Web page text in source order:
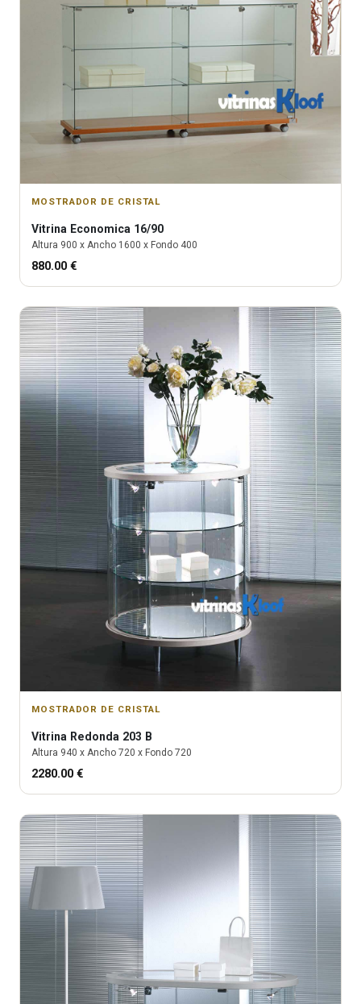
MOSTRADOR DE CRISTAL
Vitrina Economica 16/90
Altura 900 x Ancho 1600 x Fondo 400
880.00 €
MOSTRADOR DE CRISTAL
Vitrina Redonda 203 B
Altura 940 x Ancho 720 x Fondo 720
2280.00 €